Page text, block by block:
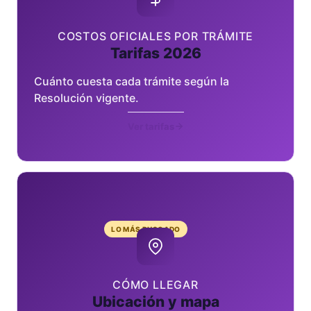
COSTOS OFICIALES POR TRÁMITE
Tarifas 2026
Cuánto cuesta cada trámite según la
Resolución vigente.
LO MÁS BUSCADO
CÓMO LLEGAR
Ubicación y mapa